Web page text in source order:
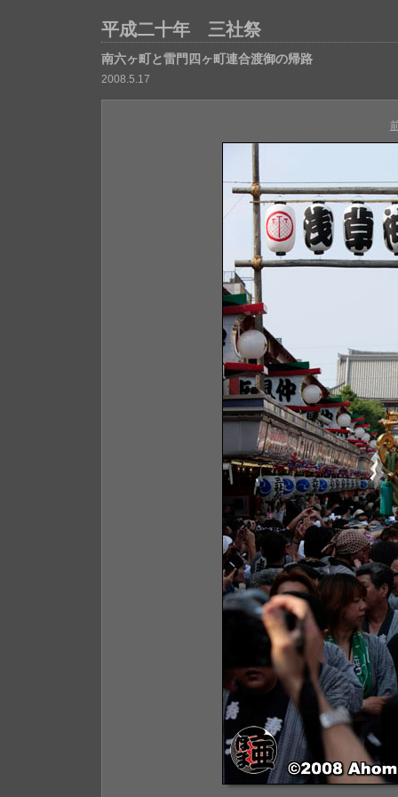
平成二十年 三社祭
南六ヶ町と雷門四ヶ町連合渡御の帰路
2008.5.17